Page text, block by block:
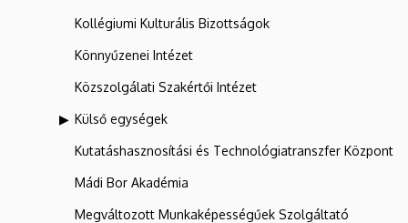
Kollégiumi Kulturális Bizottságok
Könnyűzenei Intézet
Közszolgálati Szakértői Intézet
Külső egységek
Kutatáshasznosítási és Technológiatranszfer Központ
Mádi Bor Akadémia
Megváltozott Munkaképességűek Szolgáltató